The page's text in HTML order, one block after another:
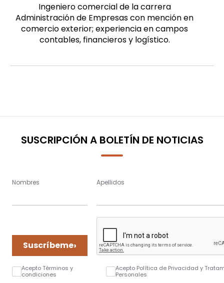
Ingeniero comercial de la carrera
Administración de Empresas con mención en
comercio exterior; experiencia en campos
contables, financieros y logístico.
SUSCRIPCIÓN A BOLETÍN DE NOTICIAS
Nombres Apellidos
Suscríbeme›
Acepto Términos y
condiciones
Acepto Política de Privacidad y
Personales